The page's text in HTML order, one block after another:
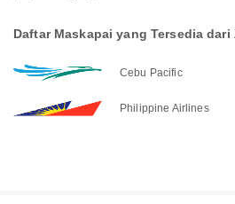
Daftar Maskapai yang Tersedia
Cebu Pacific
Philippine Airlines